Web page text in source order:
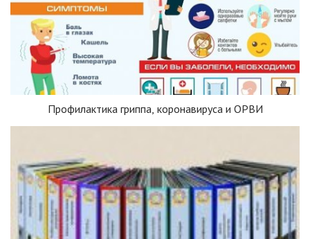
Профилактика гриппа, коронавируса и ОРВИ